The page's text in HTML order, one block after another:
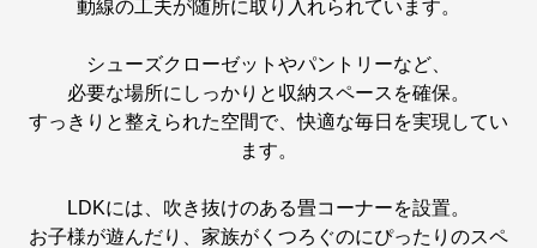
動線の工夫が随所に取り入れられています。
シューズクローゼットやパントリーなど、
必要な場所にしっかりと収納スペースを確保。
すっきりと整えられた空間で、快適な毎日を実現してい
ます。
LDKには、吹き抜けのある畳コーナーを設置。
お子様が遊んだり、家族がくつろぐのにぴったりのスペ